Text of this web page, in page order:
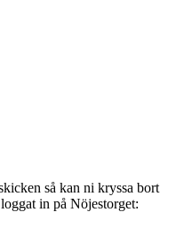
så kan ni kryssa bort
in på Nöjestorget: